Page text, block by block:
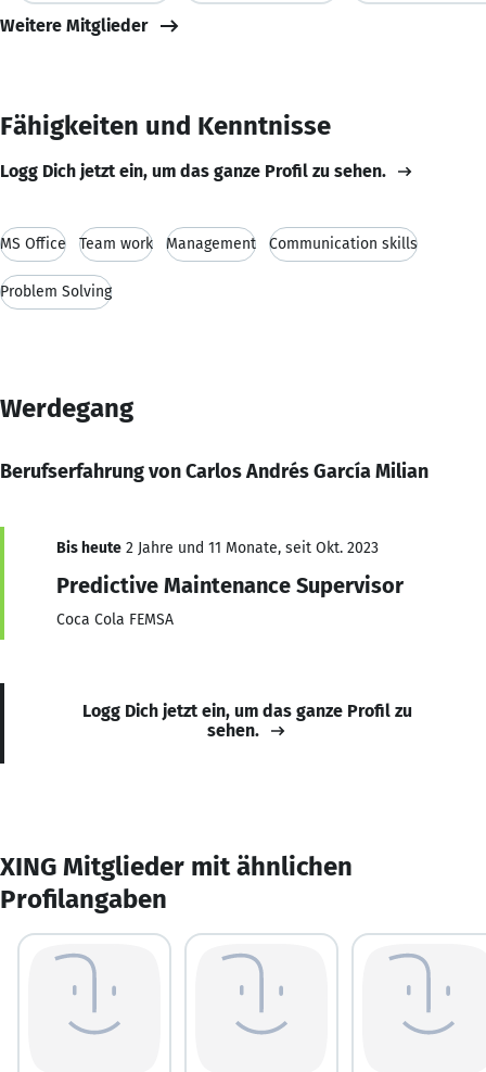
Weitere Mitglieder
Fähigkeiten und Kenntnisse
Logg Dich jetzt ein, um das ganze Profil zu sehen.
MS Office Team work Management Communication skills
Problem Solving
Werdegang
Berufserfahrung von Carlos Andrés García Milian
Bis heute 2 Jahre und 11 Monate, seit Okt. 2023
Predictive Maintenance Supervisor
Coca Cola FEMSA
Logg Dich jetzt ein, um das ganze Profil zu
sehen.
XING Mitglieder mit ähnlichen
Profilangaben